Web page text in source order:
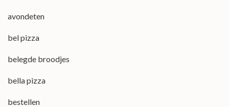
avondeten
bel pizza
belegde broodjes
bella pizza
bestellen